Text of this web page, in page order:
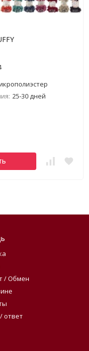
25-30 дней
/ Обмен
ответ